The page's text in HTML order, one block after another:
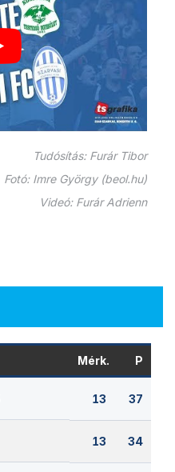
Tudósítás: Furár Tibor
Fotó: Imre György (beol.hu)
Videó: Furár Adrienn
Mérk. P
13 37
13 34